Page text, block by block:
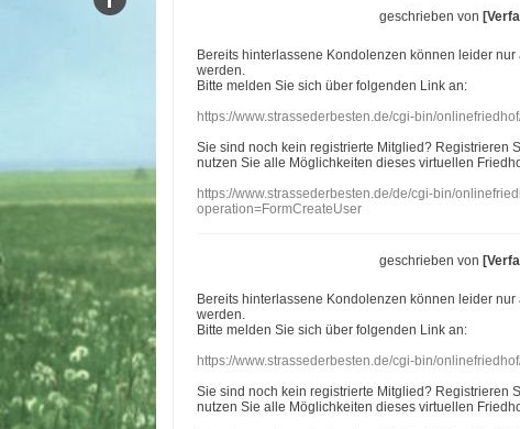
geschrieben von
Bereits hinterlassene Kondolenzen können leider
werden.
Bitte melden Sie sich über folgenden Link an:
https://www.strassederbesten.de/cgi-bin/
Sie sind noch kein registrierte Mitglied? Registrieren
nutzen Sie alle Möglichkeiten dieses virtuellen
https://www.strassederbesten.de/de/cgi-bin/
operation=FormCreateUser
geschrieben von
Bereits hinterlassene Kondolenzen können leider
werden.
Bitte melden Sie sich über folgenden Link an:
https://www.strassederbesten.de/cgi-bin/
Sie sind noch kein registrierte Mitglied? Registrieren
nutzen Sie alle Möglichkeiten dieses virtuellen